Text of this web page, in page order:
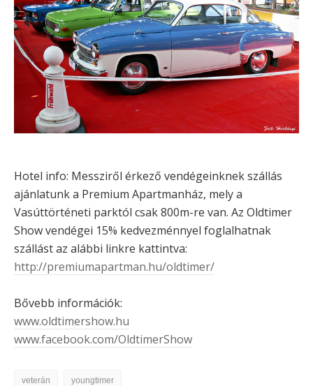
Hotel info: Messziről érkező vendégeinknek szállás
ajánlatunk a Premium Apartmanház, mely a
Vasúttörténeti parktól csak 800m-re van. Az Oldtimer
Show vendégei 15% kedvezménnyel foglalhatnak
szállást az alábbi linkre kattintva:
http://premiumapartman.hu/oldtimer/
Bővebb információk:
www.oldtimershow.hu
www.facebook.com/OldtimerShow
veterán youngtimer